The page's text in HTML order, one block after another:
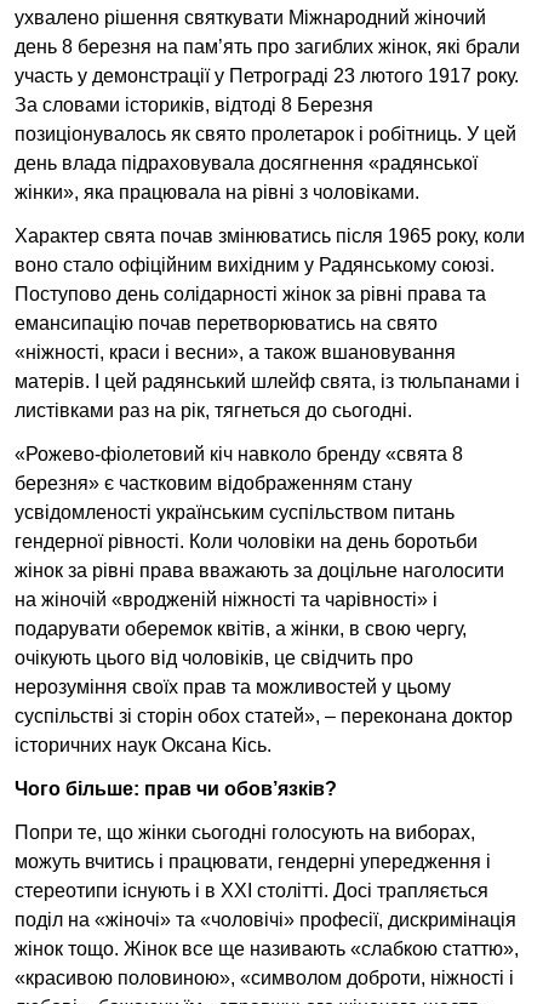
ухвалено рішення святкувати Міжнародний жіночий
день 8 березня на пам’ять про загиблих жінок, які брали
участь у демонстрації у Петрограді 23 лютого 1917 року.
За словами істориків, відтоді 8 Березня
позиціонувалось як свято пролетарок і робітниць. У цей
день влада підраховувала досягнення «радянської
жінки», яка працювала на рівні з чоловіками.
Характер свята почав змінюватись після 1965 року, коли
воно стало офіційним вихідним у Радянському союзі.
Поступово день солідарності жінок за рівні права та
емансипацію почав перетворюватись на свято
«ніжності, краси і весни», а також вшановування
матерів. І цей радянський шлейф свята, із тюльпанами і
листівками раз на рік, тягнеться до сьогодні.
«Рожево-фіолетовий кіч навколо бренду «свята 8
березня» є частковим відображенням стану
усвідомленості українським суспільством питань
гендерної рівності. Коли чоловіки на день боротьби
жінок за рівні права вважають за доцільне наголосити
на жіночій «вродженій ніжності та чарівності» і
подарувати оберемок квітів, а жінки, в свою чергу,
очікують цього від чоловіків, це свідчить про
нерозуміння своїх прав та можливостей у цьому
суспільстві зі сторін обох статей», – переконана доктор
історичних наук Оксана Кісь.
Чого більше: прав чи обов’язків?
Попри те, що жінки сьогодні голосують на виборах,
можуть вчитись і працювати, гендерні упередження і
стереотипи існують і в ХХІ столітті. Досі трапляється
поділ на «жіночі» та «чоловічі» професії, дискримінація
жінок тощо. Жінок все ще називають «слабкою статтю»,
«красивою половиною», «символом доброти, ніжності і